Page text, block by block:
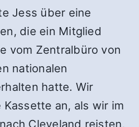
Jess über eine
die ein Mitglied
vom Zentralbüro von
nationalen
hatte. Wir
an, als wir im
Cleveland reisten,